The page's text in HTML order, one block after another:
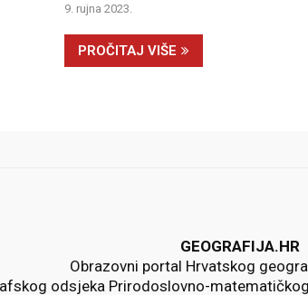
9. rujna 2023.
PROČITAJ VIŠE
GEOGRAFIJA.HR
Obrazovni portal Hrvatskog
odsjeka Prirodoslovno-